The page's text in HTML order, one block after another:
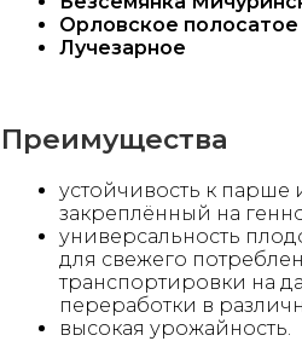
Орловское полосатое
Лучезарное
Преимущества
устойчивость к парше
закреплённый на
универсальность
для свежего
транспортировки на
переработки в
высокая урожайность.